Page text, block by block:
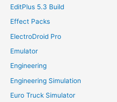
EditPlus 5.3 Build
Effect Packs
ElectroDroid Pro
Emulator
Engineering
Engineering Simulation
Euro Truck Simulator